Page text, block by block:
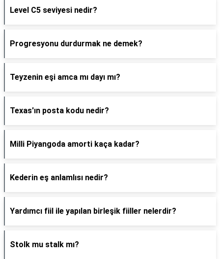
Level C5 seviyesi nedir?
Progresyonu durdurmak ne demek?
Teyzenin eşi amca mı dayı mı?
Texas'ın posta kodu nedir?
Milli Piyangoda amorti kaça kadar?
Kederin eş anlamlısı nedir?
Yardımcı fiil ile yapılan birleşik fiiller nelerdir?
Stolk mu stalk mı?